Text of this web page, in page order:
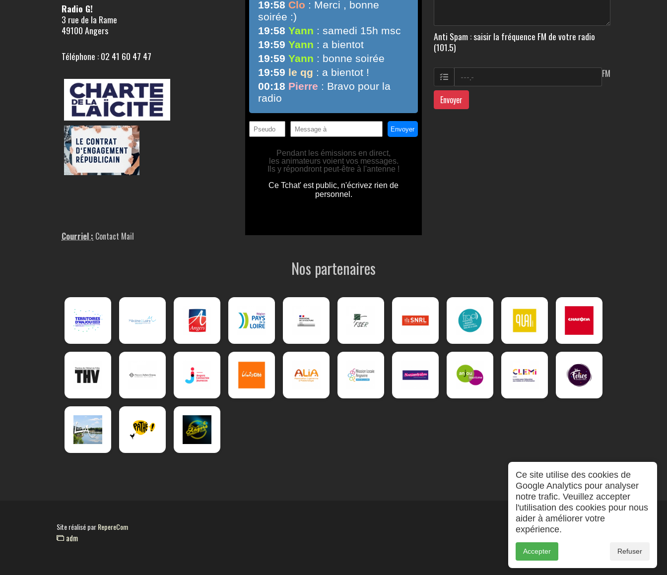
Radio G!
3 rue de la Rame
49100 Angers
Téléphone : 02 41 60 47 47
Courriel : Contact Mail
Anti Spam : saisir la fréquence FM de votre radio
(101.5)
FM
Envoyer
Nos partenaires
Site réalisé parRepereCom
adm
Ce site utilise des cookies de
Google Analytics pour analyser
notre trafic. Veuillez accepter
l'utilisation des cookies pour nous
aider à améliorer votre
expérience.
Accepter Refuser